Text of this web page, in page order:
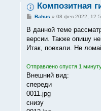
Композитная
С
о
б
щ
е
е
Bahus » 08 фев 2022,
В данной теме
версии. Также опишу
Итак, поехали. Не
Отправлено спустя 1
Внешний вид:
спереди
0011.jpg
снизу